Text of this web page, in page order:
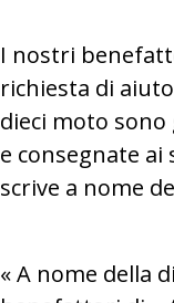
I nostri
richiesta di
dieci moto
e consegnate ai
scrive a nome
« A nome della